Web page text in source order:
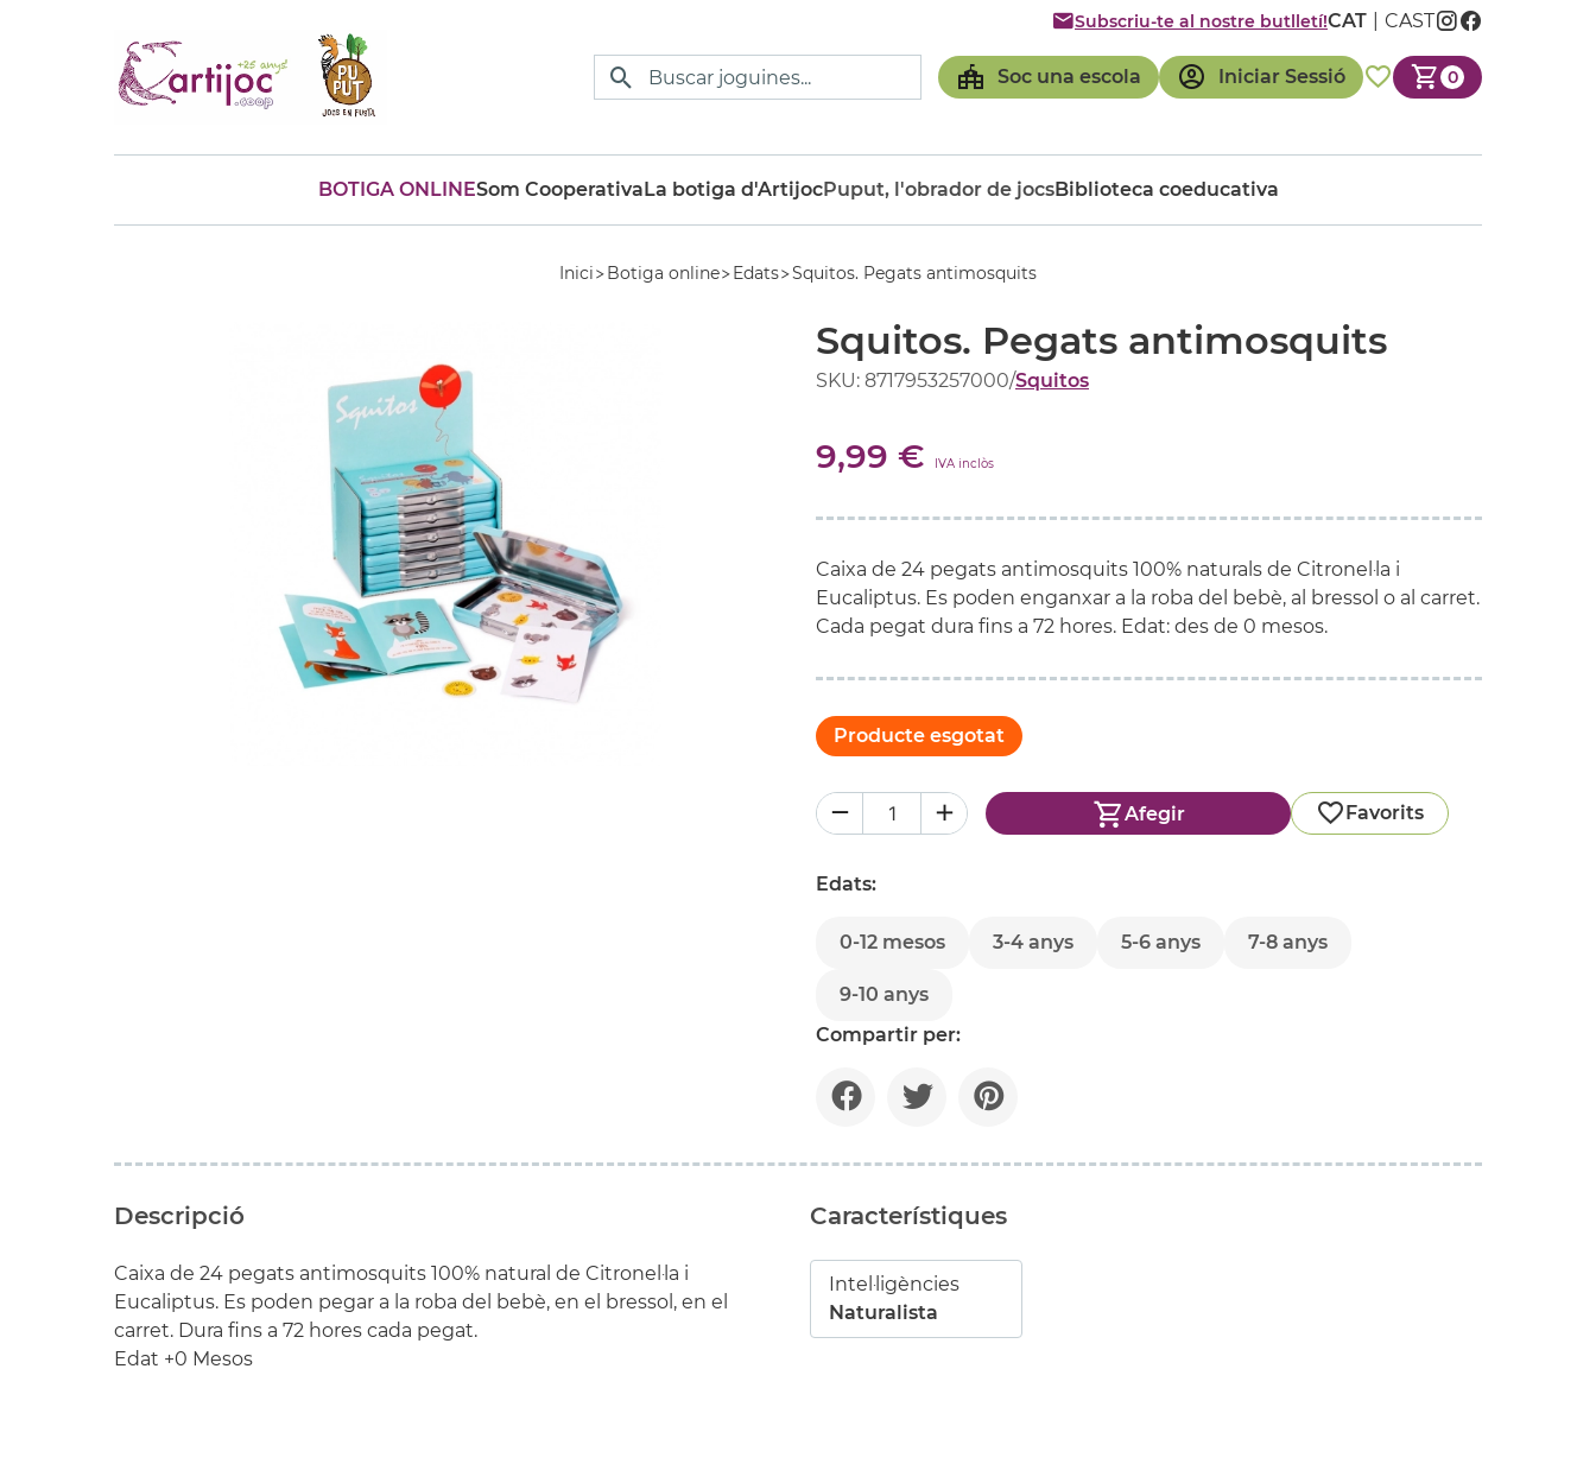
Soc una escola Iniciar Sessió 0
Subscriu-te al nostre butlletí!CAT CAST
BOTIGA ONLINESom CooperativaLa botiga d'ArtijocPuput, l'obrador de jocsBiblioteca coeducativa
Inici Botiga online Edats Squitos. Pegats antimosquits
Squitos. Pegats antimosquits
SKU: 8717953257000/Squitos
9,99 € IVA inclòs
Caixa de 24 pegats antimosquits 100% naturals de Citronel·la i
Eucaliptus. Es poden enganxar a la roba del bebè, al bressol o al carret.
Cada pegat dura fins a 72 hores. Edat: des de 0 mesos.
Producte esgotat
Afegir Favorits
Edats:
0-12 mesos 3-4 anys 5-6 anys 7-8 anys
9-10 anys
Compartir per:
Descripció
Caixa de 24 pegats antimosquits 100% natural de Citronel·la i
Eucaliptus. Es poden pegar a la roba del bebè, en el bressol, en el
carret. Dura fins a 72 hores cada pegat.
Edat +0 Mesos
Característiques
Intel·ligències
Naturalista